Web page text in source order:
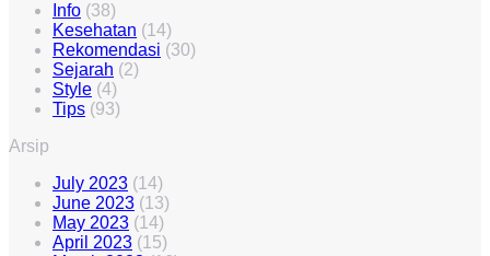
Info (38)
Kesehatan (14)
Rekomendasi (30)
Sejarah (2)
Style (4)
Tips (93)
Arsip
July 2023 (14)
June 2023 (13)
May 2023 (14)
April 2023 (15)